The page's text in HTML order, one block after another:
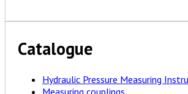
Catalogue
Hydraulic Pressure Measuring